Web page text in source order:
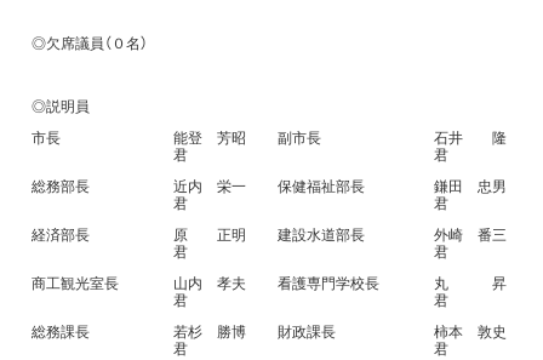
◎欠席議員（０名）
◎説明員
市長
能登 芳昭
君
副市長
石井 隆
君
総務部長
近内 栄一
君
保健福祉部長
鎌田 忠男
君
経済部長
原 正明
君
建設水道部長
外崎 番三
君
商工観光室長
山内 孝夫
君
看護専門学校長
丸 昇
君
総務課長
若杉 勝博
君
財政課長
柿本 敦史
君